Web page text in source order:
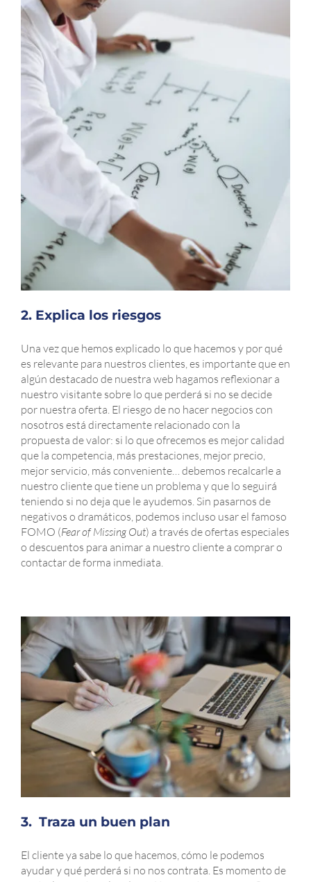
2. Explica los riesgos
Una vez que hemos explicado lo que hacemos y por qué
es relevante para nuestros clientes, es importante que en
algún destacado de nuestra web hagamos reflexionar a
nuestro visitante sobre lo que perderá si no se decide
por nuestra oferta. El riesgo de no hacer negocios con
nosotros está directamente relacionado con la
propuesta de valor: si lo que ofrecemos es mejor calidad
que la competencia, más prestaciones, mejor precio,
mejor servicio, más conveniente… debemos recalcarle a
nuestro cliente que tiene un problema y que lo seguirá
teniendo si no deja que le ayudemos. Sin pasarnos de
negativos o dramáticos, podemos incluso usar el famoso
FOMO (Fear of Missing Out) a través de ofertas especiales
o descuentos para animar a nuestro cliente a comprar o
contactar de forma inmediata.
3. Traza un buen plan
El cliente ya sabe lo que hacemos, cómo le podemos
ayudar y qué perderá si no nos contrata. Es momento de